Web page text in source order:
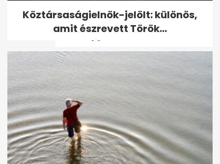
Ide utazott Putyin az ellene
kiadott elfogatóparancs
másnapján -...
Köztársaságielnök-jelölt: különös,
amit észrevett Török...